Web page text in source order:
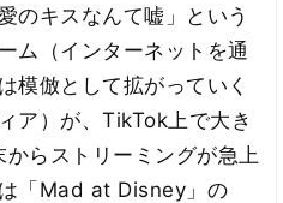
のキスなんて嘘」という
ム（インターネットを通
模倣として拡がっていく
ア）が、TikTok上で大き
らストリーミングが急上
「Mad at Disney」の